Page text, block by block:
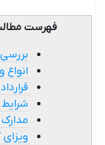
فهرست
بررسی
انواع
مدارک
ویزای